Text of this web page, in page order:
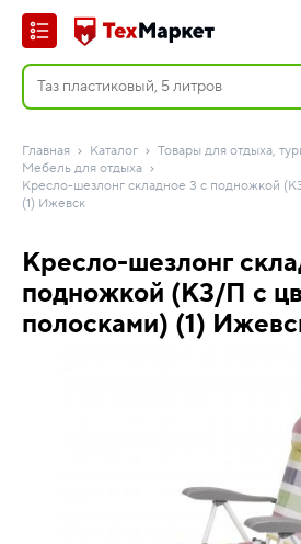
Главная Каталог
Товары для отдыха,
Мебель для отдыха
Кресло-шезлонг складное 3 с подножкой
(1) Ижевск
Кресло-шезлонг
подножкой (К3/П с
полосками) (1)